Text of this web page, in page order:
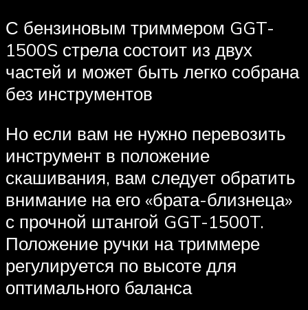
С бензиновым триммером GGT-
1500S стрела состоит из двух
частей и может быть легко собрана
без инструментов
Но если вам не нужно перевозить
инструмент в положение
скашивания, вам следует обратить
внимание на его «брата-близнеца»
с прочной штангой GGT-1500T.
Положение ручки на триммере
регулируется по высоте для
оптимального баланса